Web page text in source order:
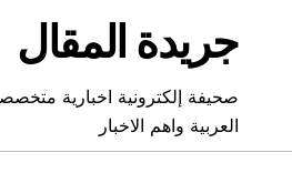
contentجريدة المقال
صحيفة إلكترونية اخبارية
العربية واهم الاخبار